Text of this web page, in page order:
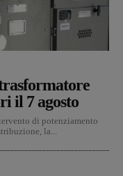
il 7 agosto
di potenziamento
la...